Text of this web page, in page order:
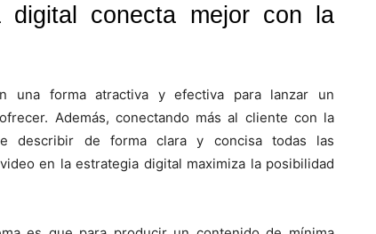
conecta mejor con la
una forma atractiva y efectiva para lanzar un
Además, conectando más al cliente con la
describir de forma clara y concisa todas las
en la estrategia digital maximiza la posibilidad